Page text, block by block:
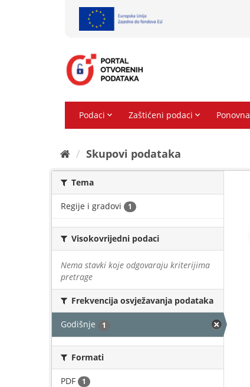
Skupovi podаtаkа
Tema
Regije i gradovi 1
Visokovrijedni podaci
Nema stavki koje odgovaraju kriterijima
pretrage
Frekvencija osvježavanja podataka
Godišnje 1
Formati
PDF 1